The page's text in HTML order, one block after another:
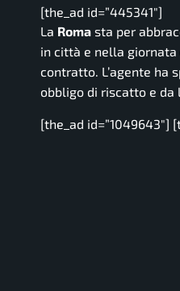
[the_ad id=”445341″]
La Roma sta per
in città e nella
contratto. L’agente ha
obbligo di riscatto e da
[the_ad id=”1049643″]